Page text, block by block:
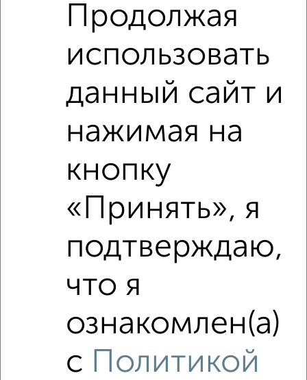
Комната в 2-к квартире, на длительный срок, 18м², 4/9
в месяц
Железнодорожный район, Дмитрия Шамшурина 12
Агентство, 06.12.2021
Комната в 2-к квартире, на длительный срок, 16м²,
Продолжая
использовать
данный сайт и
нажимая на
кнопку
«Принять», я
подтверждаю,
что я
ознакомлен(а)
с Политикой